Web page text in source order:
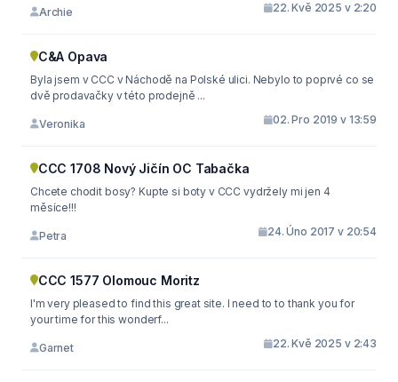
Archie 22. Kvě 2025 v 2:20
C&A Opava
Byla jsem v CCC v Náchodě na Polské ulici. Nebylo to poprvé co se
dvě prodavačky v této prodejně ...
Veronika 02. Pro 2019 v 13:59
CCC 1708 Nový Jičín OC Tabačka
Chcete chodit bosy? Kupte si boty v CCC vydržely mi jen 4
měsíce!!!
Petra 24. Úno 2017 v 20:54
CCC 1577 Olomouc Moritz
I'm very pleased to find this great site. I need to to thank you for
your time for this wonderf...
Garnet 22. Kvě 2025 v 2:43